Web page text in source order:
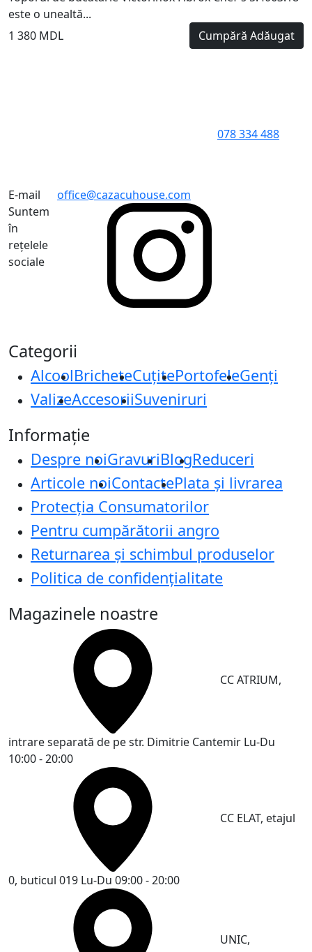
este o unealtă...
1 380 MDL
Cumpără Adăugat
078 334 488
E-mail
office@cazacuhouse.com
Suntem
în
rețelele
sociale
Categorii
AlcoolBricheteCuțitePortofeleGenți
ValizeAccesoriiSuveniruri
Informație
Despre noiGravuriBlogReduceri
Articole noiContactePlata și livrarea
Protecţia Consumatorilor
Pentru cumpărătorii angro
Returnarea și schimbul produselor
Politica de confidențialitate
Magazinele noastre
CC ATRIUM,
intrare separată de pe str. Dimitrie Cantemir Lu-Du
10:00 - 20:00
CC ELAT, etajul
0, buticul 019 Lu-Du 09:00 - 20:00
UNIC,